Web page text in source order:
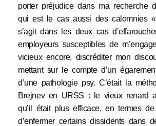
porter préjudice dans ma recherche
qui est le cas aussi des calomnies «
s’agit dans les deux cas
employeurs susceptibles de
vicieux encore, discréditer mon
mettant sur le compte d’un
d’une pathologie psy. C’était la
Brejnev en URSS : le vieux renard
qu’il était plus efficace, en termes de
d’enfermer certains dissidents dans